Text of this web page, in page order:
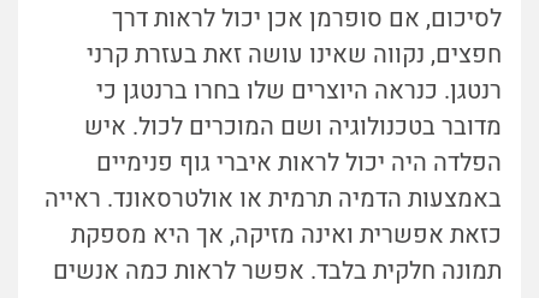
לסיכום, אם סופרמן אכן יכול לראות דרך
חפצים, נקווה שאינו עושה זאת בעזרת קרני
רנטגן. כנראה היוצרים שלו בחרו ברנטגן כי
מדובר בטכנולוגיה ושם המוכרים לכול. איש
הפלדה היה יכול לראות איברי גוף פנימיים
באמצעות הדמיה תרמית או אולטרסאונד. ראייה
כזאת אפשרית ואינה מזיקה, אך היא מספקת
תמונה חלקית בלבד. אפשר לראות כמה אנשים